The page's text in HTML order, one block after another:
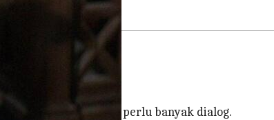
Hollywood.
tawa tanpa perlu banyak dialog.